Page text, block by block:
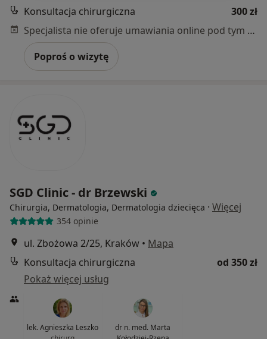
Konsultacja chirurgiczna
300 zł
Specjalista nie oferuje umawiania online pod tym adresem.
Poproś o wizytę
SGD Clinic - dr Brzewski
Chirurgia, Dermatologia, Dermatologia dziecięca · Więcej
354 opinie
ul. Zbożowa 2/25, Kraków • Mapa
Konsultacja chirurgiczna
od 350 zł
Pokaż więcej usług
lek. Agnieszka Leszko
dr n. med. Marta